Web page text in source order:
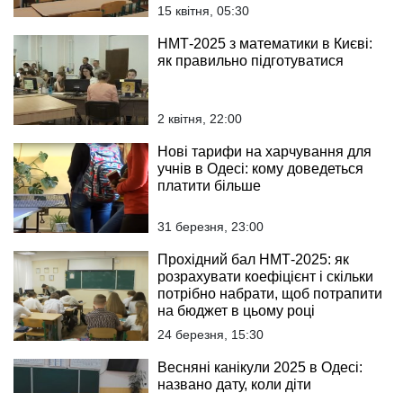
15 квітня, 05:30
НМТ-2025 з математики в Києві:
як правильно підготуватися
2 квітня, 22:00
Нові тарифи на харчування для
учнів в Одесі: кому доведеться
платити більше
31 березня, 23:00
Прохідний бал НМТ-2025: як
розрахувати коефіцієнт і скільки
потрібно набрати, щоб потрапити
на бюджет в цьому році
24 березня, 15:30
Весняні канікули 2025 в Одесі:
названо дату, коли діти